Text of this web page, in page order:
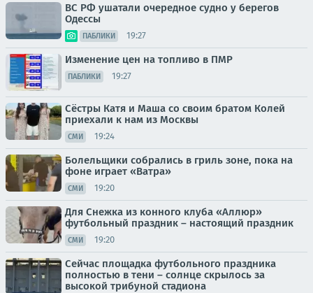
ВС РФ ушатали очередное судно у берегов
Одессы
ПАБЛИКИ 19:27
Изменение цен на топливо в ПМР
ПАБЛИКИ 19:27
Сёстры Катя и Маша со своим братом Колей
приехали к нам из Москвы
СМИ 19:24
Болельщики собрались в гриль зоне, пока на
фоне играет «Ватра»
СМИ 19:20
Для Снежка из конного клуба «Аллюр»
футбольный праздник – настоящий праздник
СМИ 19:20
Сейчас площадка футбольного праздника
полностью в тени – солнце скрылось за
высокой трибуной стадиона